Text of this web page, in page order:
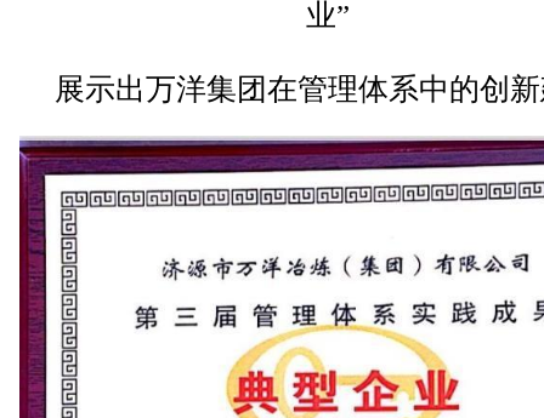
业”
展示出万洋集团在管理体系中的创